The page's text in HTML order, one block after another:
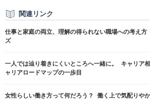
関連リンク
仕事と家庭の両立、理解の得られない職場への考え
ズ
一人では辿り着きにくいところへ一緒に。 キャリア
ャリアロードマップの一歩目
女性らしい働き方って何だろう？ 働く上で気配りや